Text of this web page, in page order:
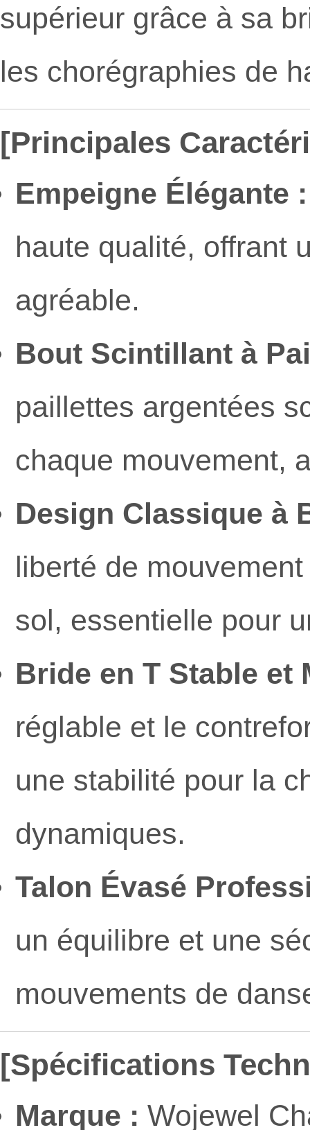
supérieur grâce à sa
les chorégraphies de
[Principales
Empeigne Élégante :
haute qualité, offrant
agréable.
Bout Scintillant à
paillettes argentées
chaque mouvement,
Design Classique à
liberté de
sol, essentielle pour
Bride en T Stable et
réglable et le
une stabilité pour la
dynamiques.
Talon Évasé
un équilibre et une
mouvements de
[Spécifications
Marque : Wojewel